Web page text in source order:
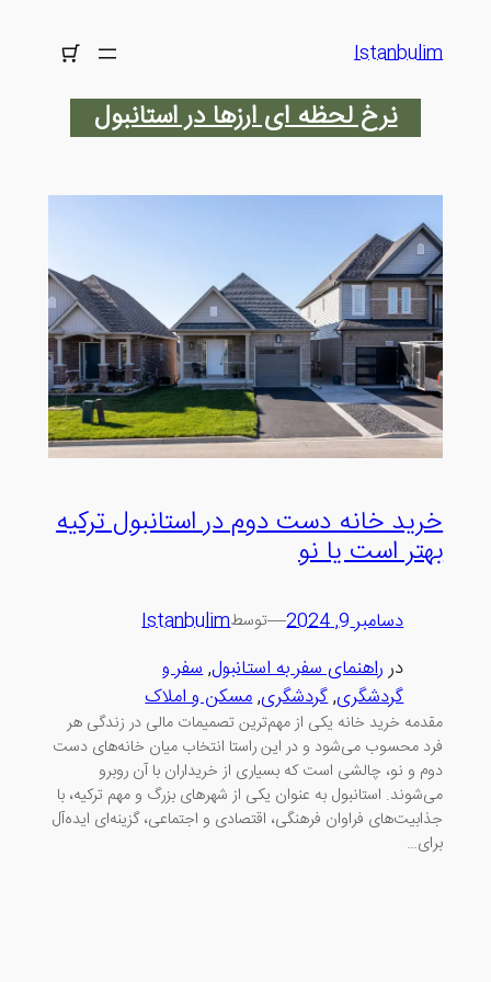
Istanbulim
نرخ لحظه ای ارزها در استانبول
خرید خانه دست دوم در استانبول ترکیه
بهتر است یا نو
دسامبر 9, 2024 —توسطIstanbulim
در راهنمای سفر به استانبول, سفر و
گردشگری, گردشگری, مسکن و املاک
مقدمه خرید خانه یکی از مهم‌ترین تصمیمات مالی در زندگی هر
فرد محسوب می‌شود و در این راستا انتخاب میان خانه‌های دست
دوم و نو، چالشی است که بسیاری از خریداران با آن روبرو
می‌شوند. استانبول به عنوان یکی از شهرهای بزرگ و مهم ترکیه، با
جذابیت‌های فراوان فرهنگی، اقتصادی و اجتماعی، گزینه‌ای ایده‌آل
برای…